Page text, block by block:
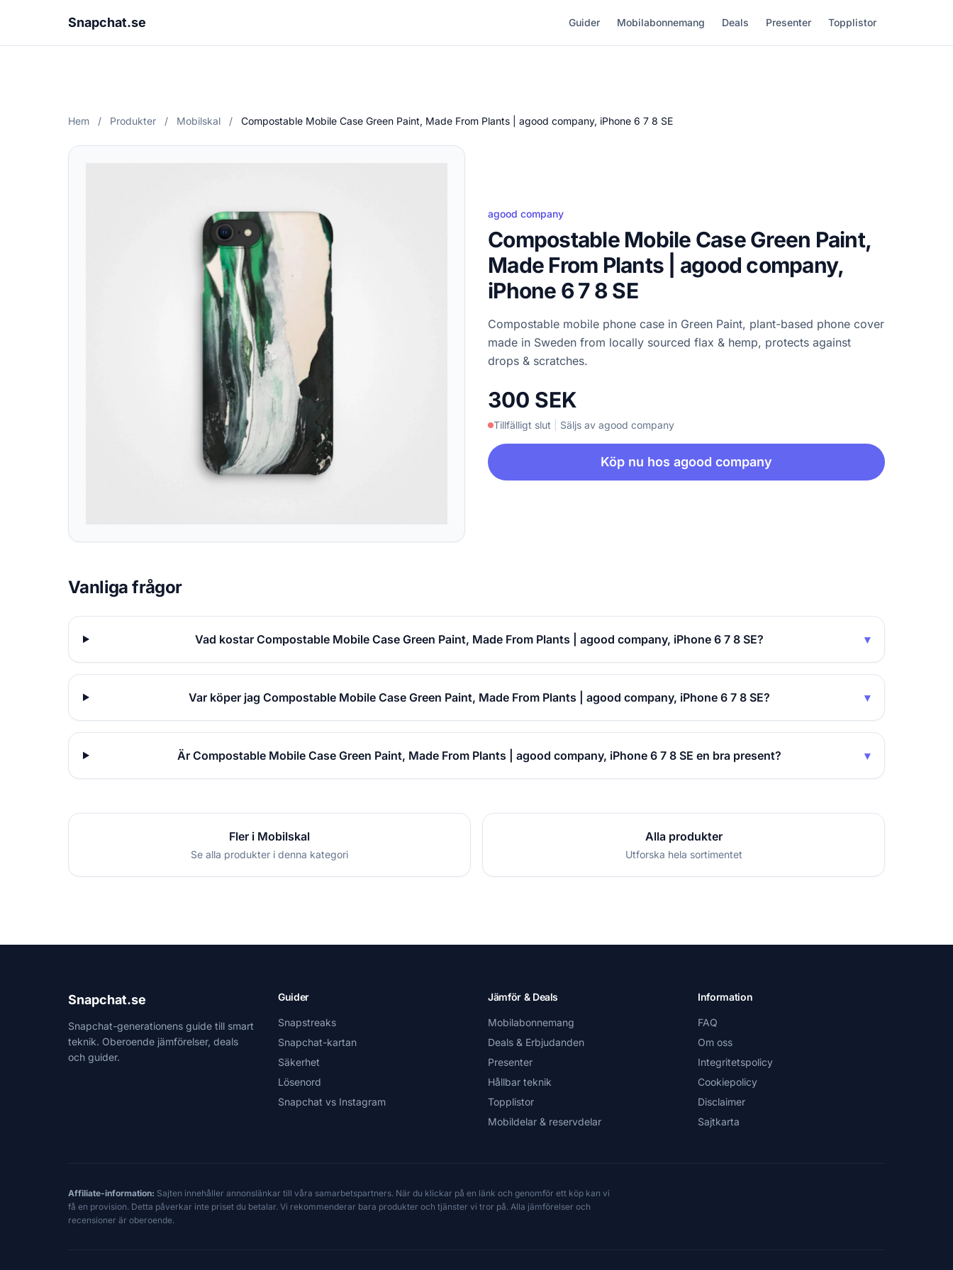
Snapchat.se Guider Mobilabonnemang Deals Presenter Topplistor
Hem / Produkter / Mobilskal / Compostable Mobile Case Green Paint, Made From Plants | agood company, iPhone 6 7 8 SE
agood company
Compostable Mobile Case Green Paint,
Made From Plants | agood company,
iPhone 6 7 8 SE
Compostable mobile phone case in Green Paint, plant-based phone cover
made in Sweden from locally sourced flax & hemp, protects against
drops & scratches.
300 SEK
Tillfälligt slut Säljs av agood company
Köp nu hos agood company
Vanliga frågor
Vad kostar Compostable Mobile Case Green Paint, Made From Plants | agood company, iPhone 6 7 8 SE? ▾
Var köper jag Compostable Mobile Case Green Paint, Made From Plants | agood company, iPhone 6 7 8 SE? ▾
Är Compostable Mobile Case Green Paint, Made From Plants | agood company, iPhone 6 7 8 SE en bra present? ▾
Fler i Mobilskal
Se alla produkter i denna kategori
Alla produkter
Utforska hela sortimentet
Snapchat.se
Snapchat-generationens guide till smart
teknik. Oberoende jämförelser, deals
och guider.
Guider
Snapstreaks
Snapchat-kartan
Säkerhet
Lösenord
Snapchat vs Instagram
Jämför & Deals
Mobilabonnemang
Deals & Erbjudanden
Presenter
Hållbar teknik
Topplistor
Mobildelar & reservdelar
Information
FAQ
Om oss
Integritetspolicy
Cookiepolicy
Disclaimer
Sajtkarta
Affiliate-information: Sajten innehåller annonslänkar till våra samarbetspartners. När du klickar på en länk och genomför ett köp kan vi
få en provision. Detta påverkar inte priset du betalar. Vi rekommenderar bara produkter och tjänster vi tror på. Alla jämförelser och
recensioner är oberoende.